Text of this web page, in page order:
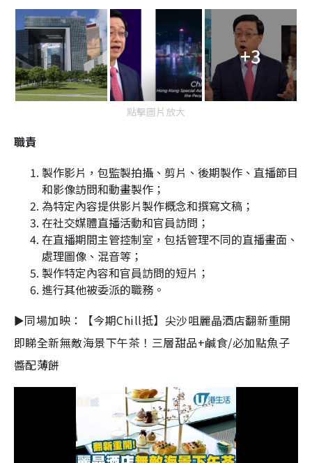
+3
點擊圖片放大
職責
製作影片，包監製拍攝、剪片、後期製作、直播節目
和影像訪問和動畫製作；
為特定內容提供影片製作概念和撰寫文稿；
在社交媒體直播活動和官員訪問；
在直播期間主管控制室，包括管理不同的直播畫面、
處理圖像、混音等；
製作特定內容和官員訪問的短片；
進行其他被委派的職務。
►同場加映：【今期Chill抵】尖沙咀麗晶酒店翻新重開
即睇全新無敵海景下午茶！三層甜品+鹹食/必加點魚子
醬配薄餅